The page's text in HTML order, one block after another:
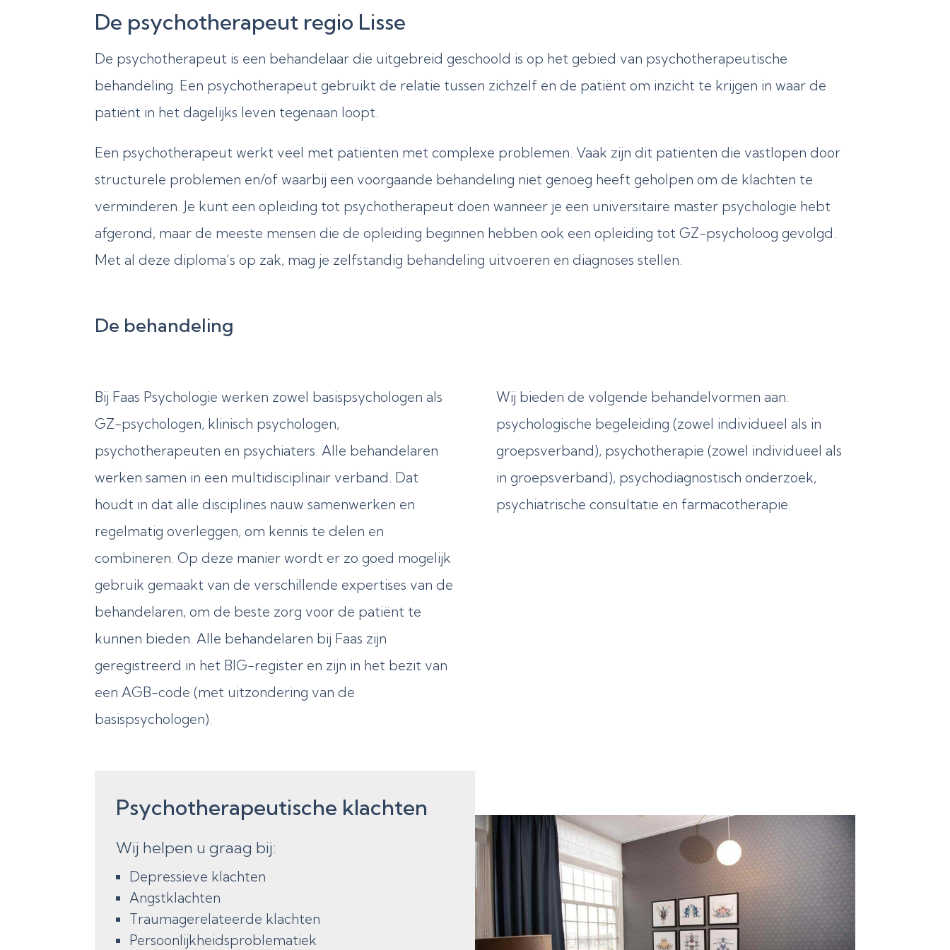
De psychotherapeut regio Lisse
De psychotherapeut is een behandelaar die uitgebreid geschoold is op het gebied van psychotherapeutische
behandeling. Een psychotherapeut gebruikt de relatie tussen zichzelf en de patiënt om inzicht te krijgen in waar de
patiënt in het dagelijks leven tegenaan loopt.
Een psychotherapeut werkt veel met patiënten met complexe problemen. Vaak zijn dit patiënten die vastlopen door
structurele problemen en/of waarbij een voorgaande behandeling niet genoeg heeft geholpen om de klachten te
verminderen. Je kunt een opleiding tot psychotherapeut doen wanneer je een universitaire master psychologie hebt
afgerond, maar de meeste mensen die de opleiding beginnen hebben ook een opleiding tot GZ-psycholoog gevolgd.
Met al deze diploma’s op zak, mag je zelfstandig behandeling uitvoeren en diagnoses stellen.
De behandeling
Bij Faas Psychologie werken zowel basispsychologen als
GZ-psychologen, klinisch psychologen,
psychotherapeuten en psychiaters. Alle behandelaren
werken samen in een multidisciplinair verband. Dat
houdt in dat alle disciplines nauw samenwerken en
regelmatig overleggen, om kennis te delen en
combineren. Op deze manier wordt er zo goed mogelijk
gebruik gemaakt van de verschillende expertises van de
behandelaren, om de beste zorg voor de patiënt te
kunnen bieden. Alle behandelaren bij Faas zijn
geregistreerd in het BIG-register en zijn in het bezit van
een AGB-code (met uitzondering van de
basispsychologen).
Wij bieden de volgende behandelvormen aan:
psychologische begeleiding (zowel individueel als in
groepsverband), psychotherapie (zowel individueel als
in groepsverband), psychodiagnostisch onderzoek,
psychiatrische consultatie en farmacotherapie.
Psychotherapeutische klachten
Wij helpen u graag bij:
Depressieve klachten
Angstklachten
Traumagerelateerde klachten
Persoonlijkheidsproblematiek